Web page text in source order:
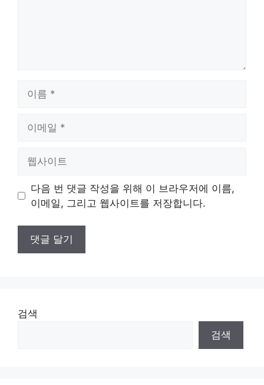
트
다음 번 댓글 작성을 위해 이 브라우저에 이름,
이메일, 그리고 웹사이트를 저장합니다.
검색
검색